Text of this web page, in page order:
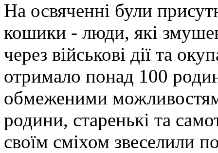
На освяченні були
кошики - люди, які
через військові дії та
отримало понад 100
обмеженими
родини, старенькі та
своїм сміхом звеселили